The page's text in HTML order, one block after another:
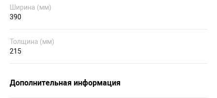
Ширина (мм)
390
Толщина (мм)
215
Дополнительная информация